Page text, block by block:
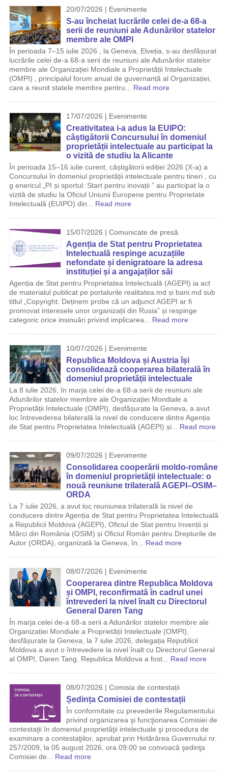
20/07/2026 | Evenimente
S-au încheiat lucrările celei de-a 68-a
serii de reuniuni ale Adunărilor statelor
membre ale OMPI
În perioada 7–15 iulie 2026 , la Geneva, Elveția, s-au desfășurat
lucrările celei de-a 68-a serii de reuniuni ale Adunărilor statelor
membre ale Organizației Mondiale a Proprietății Intelectuale
(OMPI) , principalul forum anual de guvernanță al Organizației,
care a reunit statele membre pentru... Read more
17/07/2026 | Evenimente
Creativitatea i-a adus la EUIPO:
câștigătorii Concursului în domeniul
proprietății intelectuale au participat la
o vizită de studiu la Alicante
În perioada 15–16 iulie curent, câștigătorii ediției 2026 (X-a) a
Concursului în domeniul proprietății intelectuale pentru tineri , cu
g enericul „PI și sportul: Start pentru inovații ” au participat la o
vizită de studiu la Oficiul Uniunii Europene pentru Proprietate
Intelectuală (EUIPO) din... Read more
15/07/2026 | Comunicate de presă
Agenția de Stat pentru Proprietatea
Intelectuală respinge acuzațiile
nefondate și denigratoare la adresa
instituției și a angajaților săi
Agenția de Stat pentru Proprietatea Intelectuală (AGEPI) ia act
de materialul publicat pe portalurile realitatea.md și bani.md sub
titlul „Copyright: Deținem probe că un adjunct AGEPI ar fi
promovat interesele unor organizații din Rusia” și respinge
categoric orice insinuări privind implicarea... Read more
10/07/2026 | Evenimente
Republica Moldova și Austria își
consolidează cooperarea bilaterală în
domeniul proprietății intelectuale
La 8 iulie 2026, în marja celei de-a 68-a serii de reuniuni ale
Adunărilor statelor membre ale Organizației Mondiale a
Proprietății Intelectuale (OMPI), desfășurate la Geneva, a avut
loc întrevederea bilaterală la nivel de conducere dintre Agenția
de Stat pentru Proprietatea Intelectuală (AGEPI) și... Read more
09/07/2026 | Evenimente
Consolidarea cooperării moldo-române
în domeniul proprietății intelectuale: o
nouă reuniune trilaterală AGEPI–OSIM–
ORDA
La 7 iulie 2026, a avut loc reuniunea trilaterală la nivel de
conducere dintre Agenția de Stat pentru Proprietatea Intelectuală
a Republicii Moldova (AGEPI), Oficiul de Stat pentru Invenții și
Mărci din România (OSIM) și Oficiul Român pentru Drepturile de
Autor (ORDA), organizată la Geneva, în... Read more
08/07/2026 | Evenimente
Cooperarea dintre Republica Moldova
și OMPI, reconfirmată în cadrul unei
întrevederi la nivel înalt cu Directorul
General Daren Tang
În marja celei de-a 68-a serii a Adunărilor statelor membre ale
Organizației Mondiale a Proprietății Intelectuale (OMPI),
desfășurate la Geneva, la 7 iulie 2026, delegația Republicii
Moldova a avut o întrevedere la nivel înalt cu Directorul General
al OMPI, Daren Tang. Republica Moldova a fost... Read more
08/07/2026 | Comisia de contestații
Ședința Comisiei de contestații
În conformitate cu prevederile Regulamentului
privind organizarea şi funcţionarea Comisiei de
contestaţii în domeniul proprietăţii intelectuale şi procedura de
examinare a contestaţiilor, aprobat prin Hotărârea Guvernului nr.
257/2009, la 05 august 2026, ora 09:00 se convoacă şedinţa
Comisiei de... Read more